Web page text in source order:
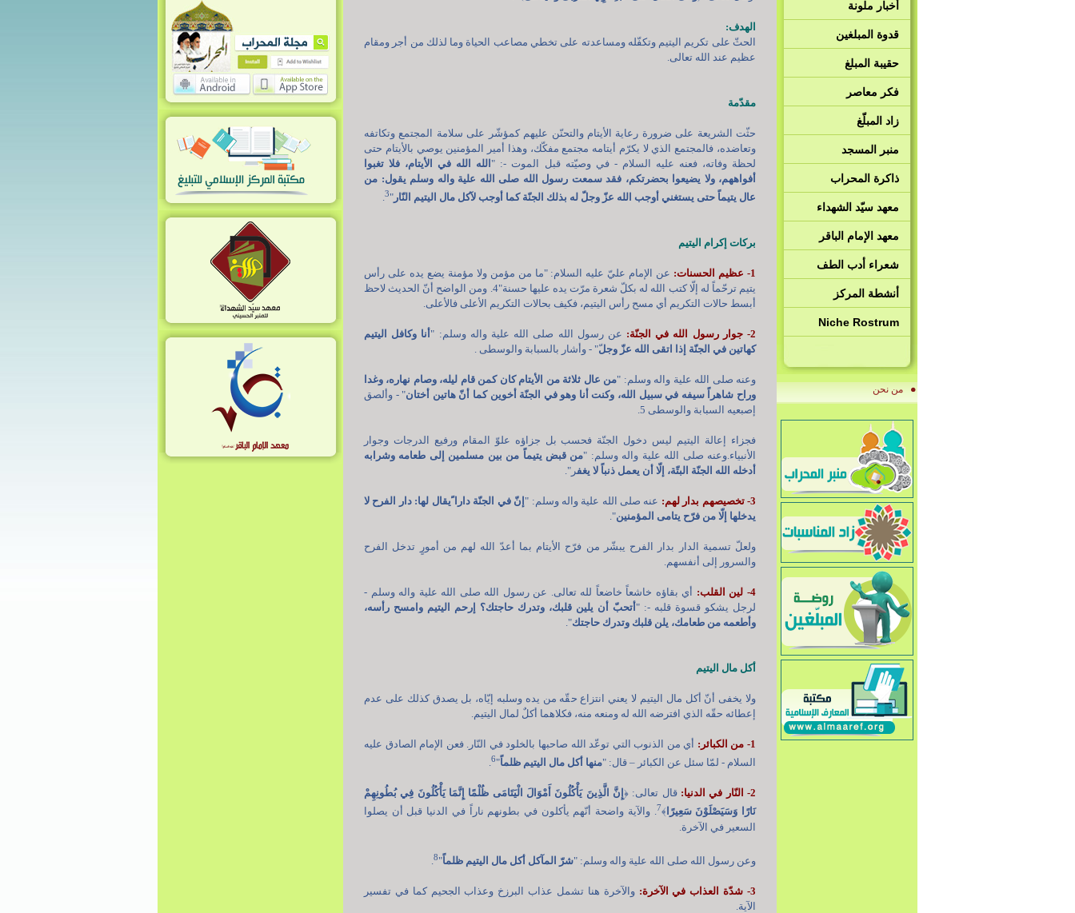
أخبار ملونة
قدوة المبلغين
حقيبة المبلغ
فكر معاصر
زاد المبلّغ
منبر المسجد
ذاكرة المحراب
معهد سيّد الشهداء
معهد الإمام الباقر
شعراء أدب الطف
أنشطة المركز
Niche Rostrum
من نحن
الهدف:
الحثّ على تكريم اليتيم وتكفّله ومساعدته على تخطي مصاعب الحياة وما لذلك من أجر ومقام
عظيم عند الله تعالى.
مقدّمة
حثّت الشريعة على ضرورة رعاية الأيتام والتحنّن عليهم كمؤشّر على سلامة المجتمع وتكاتفه
وتعاضده، فالمجتمع الذي لا يكرّم أيتامه مجتمع مفكّك، وهذا أمير المؤمنين يوصي بالأيتام حتى
لحظة وفاته، فعنه عليه السلام - في وصيّته قبل الموت -: "الله الله في الأيتام، فلا تغبوا
أفواههم، ولا يضيعوا بحضرتكم، فقد سمعت رسول الله صلى الله علية واله وسلم يقول: من
عال يتيماً حتى يستغني أوجب الله عزّ وجلّ له بذلك الجنّة كما أوجب لآكل مال اليتيم النّار "
3
بركات إكرام اليتيم
1- عظيم الحسنات:
عن الإمام عليّ عليه السلام: "ما من مؤمن ولا مؤمنة يضع يده على رأس
يتيم ترحّماً له إلّا كتب الله له بكلّ شعرة مرّت يده عليها حسنة"4. ومن الواضح أنّ الحديث لاحظ
أبسط حالات التكريم أي مسح رأس اليتيم، فكيف بحالات التكريم الأعلى فالأعلى.
2- جوار رسول الله في الجنّة: عن رسول الله صلى الله علية واله وسلم: " أنا وكافل اليتيم
كهاتين في الجنّة إذا اتقى الله عزّ وجلّ" - وأشار بالسبابة والوسطى .
وعنه صلى الله علية واله وسلم: "من عال ثلاثة من الأيتام كان كمن قام ليله، وصام نهاره، وغدا
وراح شاهراً سيفه في سبيل الله، وكنت أنا وهو في الجنّة أخوين كما أنّ هاتين أختان" - وألصق
إصبعيه السبابة والوسطى 5.
فجزاء إعالة اليتيم ليس دخول الجنّة فحسب بل جزاؤه علوّ المقام ورفيع الدرجات وجوار
الأنبياء.وعنه صلى الله علية واله وسلم: "من قبض يتيماً من بين مسلمين إلى طعامه وشرابه
أدخله الله الجنّة البتّة، إلّا أن يعمل ذنباً لا يغفر".
3- تخصيصهم بدار لهم: عنه صلى الله علية واله وسلم: " إنّ في الجنّة دارا ًيقال لها: دار الفرح لا
يدخلها إلّا من فرّح يتامى المؤمنين".
ولعلّ تسمية الدار بدار الفرح يبشّر من فرّح الأيتام بما أعدّ الله لهم من أمورٍ تدخل الفرح
والسرور إلى أنفسهم.
4- لين القلب:
أي بقاؤه خاشعاً خاضعاً لله تعالى. عن رسول الله صلى الله علية واله وسلم -
لرجل يشكو قسوة قلبه -: " أتحبّ أن يلين قلبك، وتدرك حاجتك؟ إرحم اليتيم وامسح رأسه،
وأطعمه من طعامك، يلن قلبك وتدرك حاجتك".
أكل مال اليتيم
ولا يخفى أنّ أكل مال اليتيم لا يعني انتزاع حقّه من يده وسلبه إيّاه، بل يصدق كذلك على عدم
إعطائه حقّه الذي افترضه الله له ومنعه منه، فكلاهما أكلٌ لمال اليتيم.
1- من الكبائر:
أي من الذنوب التي توعّد الله صاحبها بالخلود في النّار. فعن الإمام الصادق عليه
السلام - لمّا سئل عن الكبائر – قال: "منها أكل مال اليتيم ظلماً"
6
.
2- النّار في الدنيا: قال تعالى: ﴿ إِنَّ الَّذِينَ يَأْكُلُونَ أَمْوَالَ الْيَتَامَى ظُلْمًا إِنَّمَا يَأْكُلُونَ فِي بُطُونِهِمْ
نَارًا وَسَيَصْلَوْنَ سَعِيرًا ﴾7. والآية واضحة أنّهم يأكلون في بطونهم ناراً في الدنيا قبل أن يصلوا
السعير في الآخرة.
وعن رسول الله صلى الله علية واله وسلم: "شرّ المآكل أكل مال اليتيم ظلماً"
8
3- شدّة العذاب في الآخرة:
والآخرة هنا تشمل عذاب البرزخ وعذاب الجحيم كما في تفسير
الآية.